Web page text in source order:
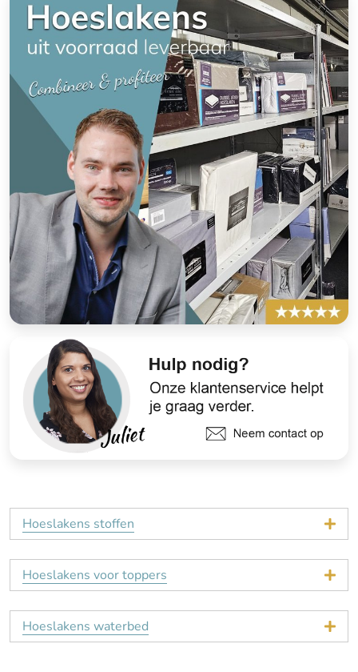
Hoeslakens stoffen
Hoeslakens voor toppers
Hoeslakens waterbed